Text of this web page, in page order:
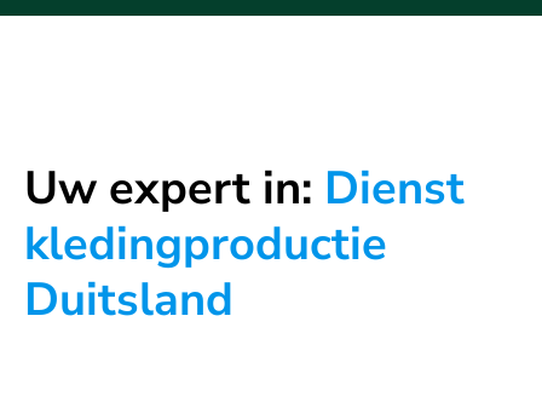
Uw expert in: Dienst
kledingproductie
Duitsland